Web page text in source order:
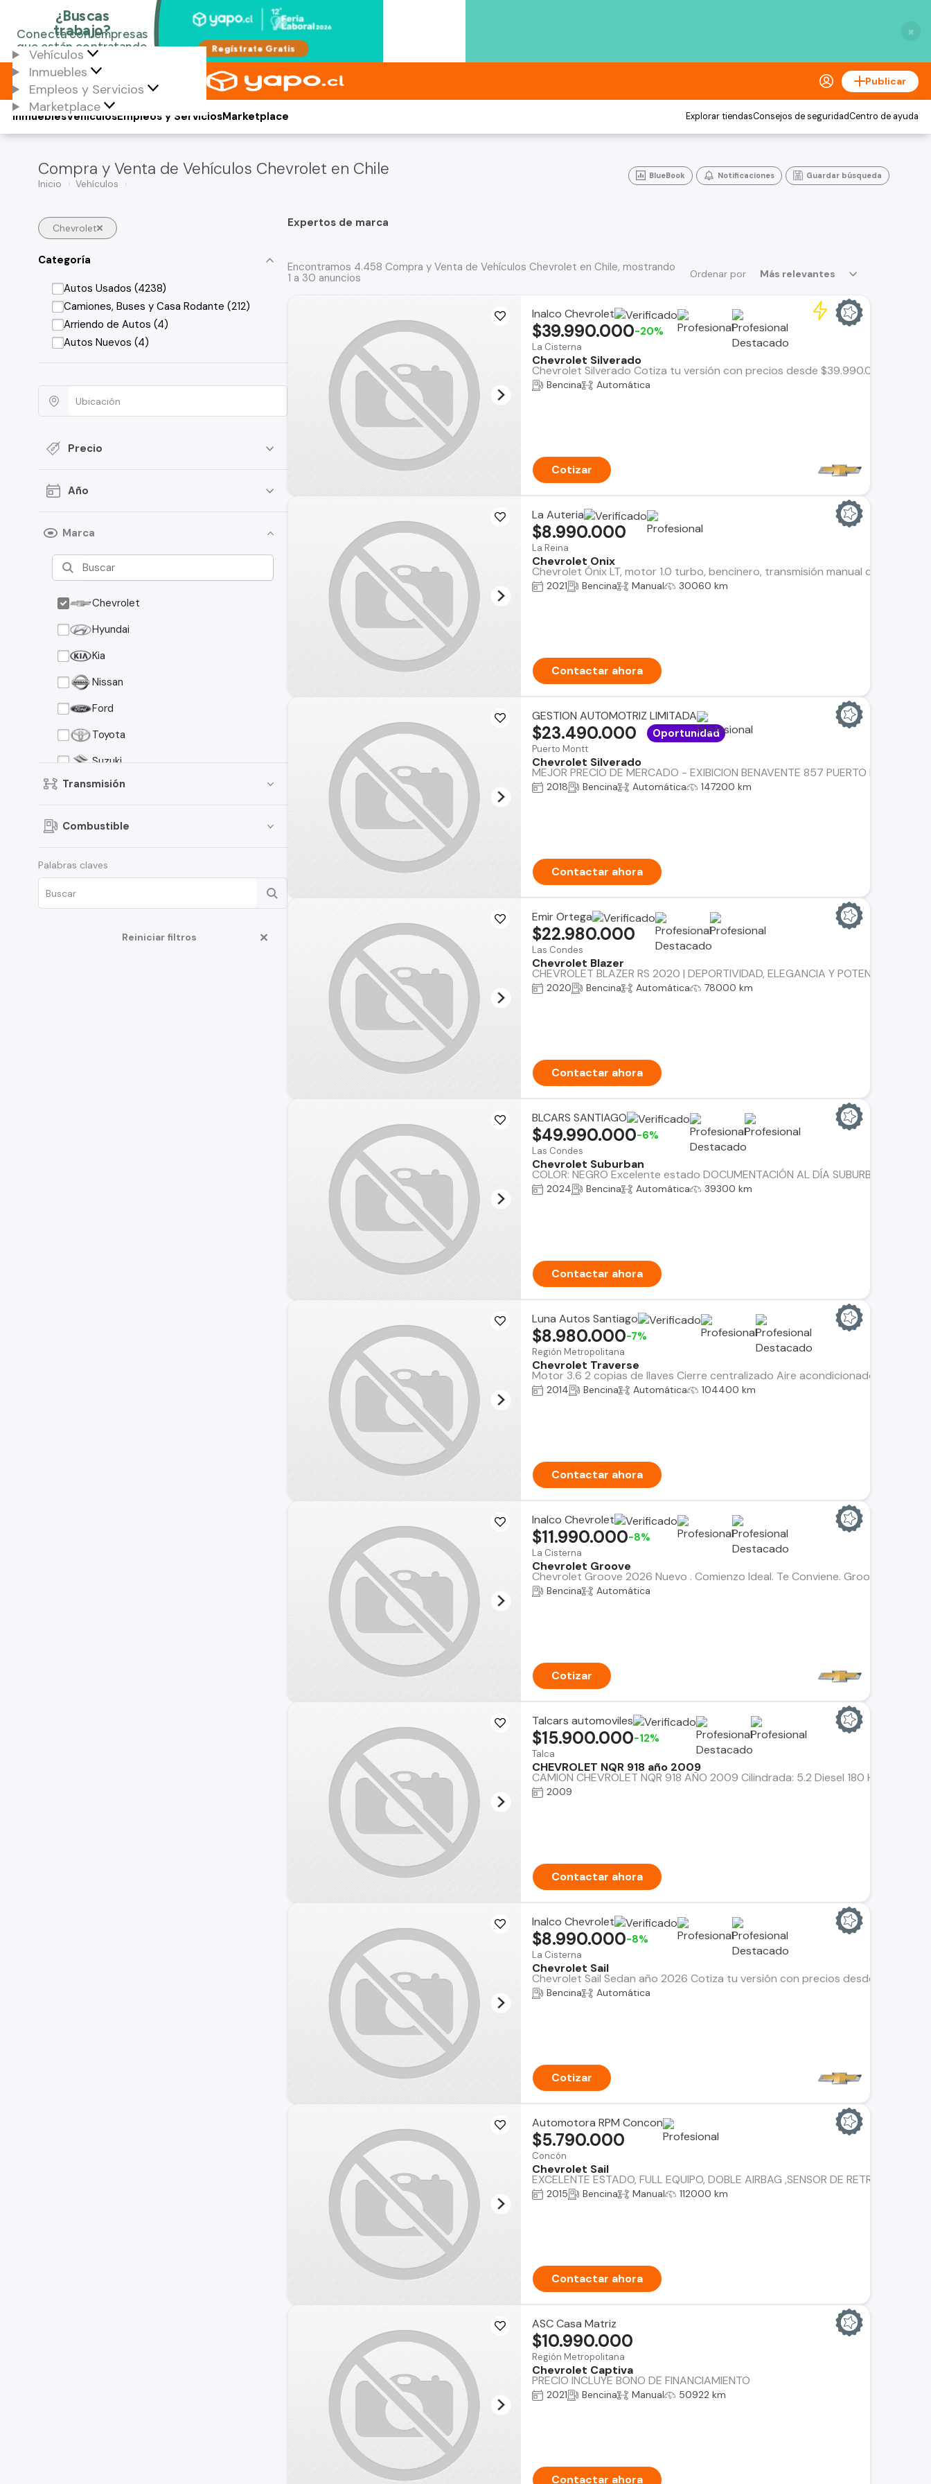
×
Vehículos
Inmuebles
Empleos y Servicios
Marketplace
Publicar
Vehículos
Inmuebles Empleos y ServiciosMarketplace Explorar tiendasConsejos de seguridadCentro de ayuda
Compra y Venta de Vehículos Chevrolet en Chile
Inicio Vehículos
BlueBook Notificaciones Guardar búsqueda
Chevrolet
Categoría
Autos Usados (4238)
Camiones, Buses y Casa Rodante (212)
Arriendo de Autos (4)
Autos Nuevos (4)
Precio
Año
Marca
Chevrolet
Hyundai
Kia
Nissan
Ford
Toyota
Suzuki
Peugeot
Volkswagen
Ssang Yong Rexton
Mercedes Benz
Transmisión
Combustible
Palabras claves
Reiniciar filtros
Expertos de marca
Ordenar por Más relevantes
Encontramos 4.458 Compra y Venta de Vehículos Chevrolet en Chile, mostrando
1 a 30 anuncios
Inalco Chevrolet
La Cisterna
Chevrolet Silverado
Chevrolet Silverado Cotiza tu versión con precios desde $39.990.000 + IVA
$39.990.000-20%
Bencina Automática
Cotizar
La Auteria
La Reina
Chevrolet Onix
Chevrolet Ónix LT, motor 1.0 turbo, bencinero, transmisión manual de 5
$8.990.000
2021 Bencina Manual 30060 km
Contactar ahora
GESTION AUTOMOTRIZ LIMITADA
Puerto Montt
Chevrolet Silverado
MEJOR PRECIO DE MERCADO - EXIBICION BENAVENTE 857 PUERTO
$23.490.000 Oportunidad
2018 Bencina Automática 147200 km
Contactar ahora
Emir Ortega
Las Condes
Chevrolet Blazer
CHEVROLET BLAZER RS 2020 | DEPORTIVIDAD, ELEGANCIA Y POTENCIA
$22.980.000
2020 Bencina Automática 78000 km
Contactar ahora
BLCARS SANTIAGO
Las Condes
Chevrolet Suburban
COLOR: NEGRO Excelente estado DOCUMENTACIÓN AL DÍA SUBURBAN
$49.990.000-6%
2024 Bencina Automática 39300 km
Contactar ahora
Luna Autos Santiago
Región Metropolitana
Chevrolet Traverse
Motor 3.6 2 copias de llaves Cierre centralizado Aire acondicionado
$8.980.000-7%
2014 Bencina Automática 104400 km
Contactar ahora
Inalco Chevrolet
La Cisterna
Chevrolet Groove
Chevrolet Groove 2026 Nuevo . Comienzo Ideal. Te Conviene. Groove desde
$11.990.000-8%
Bencina Automática
Cotizar
Talcars automoviles
Talca
CHEVROLET NQR 918 año 2009
CAMION CHEVROLET NQR 918 AÑO 2009 Cilindrada: 5.2 Diesel 180 HP
$15.900.000-12%
2009
Contactar ahora
Inalco Chevrolet
La Cisterna
Chevrolet Sail
Chevrolet Sail Sedan año 2026 Cotiza tu versión con precios desde
$8.990.000-8%
Bencina Automática
Cotizar
Automotora RPM Concon
Concón
Chevrolet Sail
EXCELENTE ESTADO, FULL EQUIPO, DOBLE AIRBAG ,SENSOR DE RETROCESO
$5.790.000
2015 Bencina Manual 112000 km
Contactar ahora
ASC Casa Matriz
Región Metropolitana
Chevrolet Captiva
PRECIO INCLUYE BONO DE FINANCIAMIENTO
$10.990.000
2021 Bencina Manual 50922 km
Contactar ahora